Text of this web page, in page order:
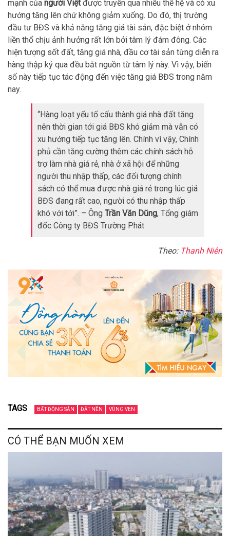
mạnh của người Việtđược truyền qua nhiều thế hệ và có xu
hướng tăng lên chứ không giảm xuống. Do đó, thị trường
đầu tư BĐS và khả năng tăng giá tài sản, đặc biệt ở nhóm
liền thổ chịu ảnh hưởng rất lớn bởi tâm lý đám đông. Các
hiện tượng sốt đất, tăng giá nhà, đầu cơ tài sản từng diễn ra
hàng thập kỷ qua đều bắt nguồn từ tâm lý này. Vì vậy, biến
số này tiếp tục tác động đến việc tăng giá BĐS trong năm
nay.
“Hàng loạt yếu tố cấu thành giá nhà đất tăng
nên thời gian tới giá BĐS khó giảm mà vẫn có
xu hướng tiếp tục tăng lên. Chính vì vậy, Chính
phủ cần tăng cường thêm các chính sách hỗ
trợ làm nhà giá rẻ, nhà ở xã hội để những
người thu nhập thấp, các đối tượng chính
sách có thể mua được nhà giá rẻ trong lúc giá
BĐS đang rất cao, người có thu nhập thấp
khó với tới”. – Ông Trần Văn Dũng, Tổng giám
đốc Công ty BĐS Trường Phát
Theo: Thanh Niên
TAGS BẤT ĐỘNG SẢN ĐẤT NỀN VÙNG VEN
CÓ THỂ BẠN MUỐN XEM